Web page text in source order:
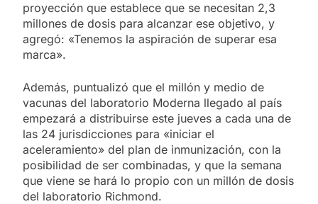
proyección que establece que se necesitan 2,3
millones de dosis para alcanzar ese objetivo, y
agregó: «Tenemos la aspiración de superar esa
marca».
Además, puntualizó que el millón y medio de
vacunas del laboratorio Moderna llegado al país
empezará a distribuirse este jueves a cada una de
las 24 jurisdicciones para «iniciar el
aceleramiento» del plan de inmunización, con la
posibilidad de ser combinadas, y que la semana
que viene se hará lo propio con un millón de dosis
del laboratorio Richmond.